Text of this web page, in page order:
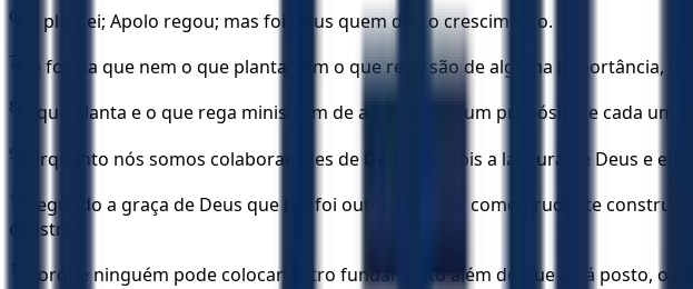
6 Eu plantei; Apolo regou; mas foi Deus quem deu o crescimento.
7 De forma que nem o que planta nem o que rega são de alguma importância,
8 O que planta e o que rega ministram de acordo com um propósito, e cada
9 Porquanto nós somos colaboradores de Deus; vós sois a lavoura de Deus e
10
Segundo a graça de Deus que me foi outorgada, eu, como prudente
constrói.
11 Porque ninguém pode colocar outro fundamento além do que está posto, o